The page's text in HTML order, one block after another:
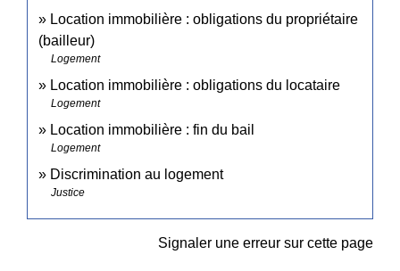
Location immobilière : obligations du propriétaire
(bailleur)
Logement
Location immobilière : obligations du locataire
Logement
Location immobilière : fin du bail
Logement
Discrimination au logement
Justice
Signaler une erreur sur cette page